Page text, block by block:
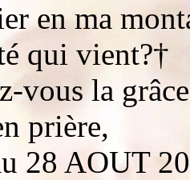
en ma
qui vient?†
vous la
prière,
28 AOUT